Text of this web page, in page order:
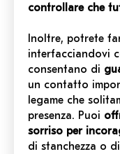
controllare che
Inoltre, potrete
interfacciandovi
consentano di
un contatto
legame che
presenza. Puoi
sorriso per
di stanchezza o